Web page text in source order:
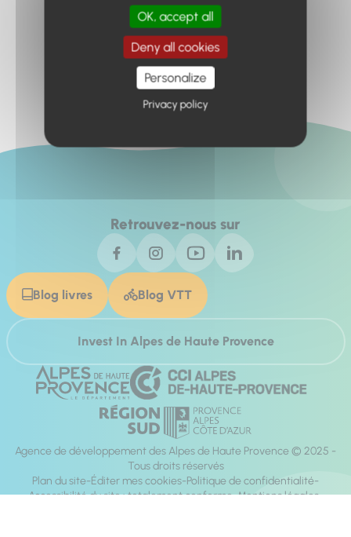
Retour à l'accueil
Retrouvez-nous sur
Blog livres Blog VTT
Invest In Alpes de Haute Provence
Agence de développement des Alpes de Haute Provence © 2025 -
Tous droits réservés
Plan du site Éditer mes cookies Politique de confidentialité
Accessibilité du site : totalement conforme Mentions légales
OK, accept all
Deny all cookies
Personalize
Privacy policy